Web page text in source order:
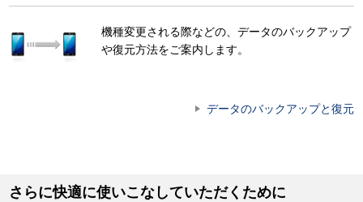
機種変更される際などの、データのバックアップ
や復元方法をご案内します。
データのバックアップと復元
さらに快適に使いこなしていただくために